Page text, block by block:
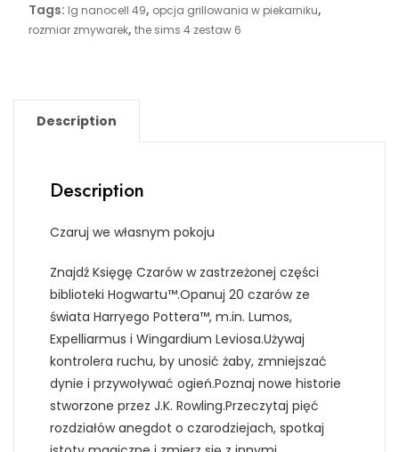
Tags: lg nanocell 49, opcja grillowania w piekarniku,
rozmiar zmywarek, the sims 4 zestaw 6
Description
Description
Czaruj we własnym pokoju
Znajdź Księgę Czarów w zastrzeżonej części
biblioteki Hogwartu™.Opanuj 20 czarów ze
świata Harryego Pottera™, m.in. Lumos,
Expelliarmus i Wingardium Leviosa.Używaj
kontrolera ruchu, by unosić żaby, zmniejszać
dynie i przywoływać ogień.Poznaj nowe historie
stworzone przez J.K. Rowling.Przeczytaj pięć
rozdziałów anegdot o czarodziejach, spotkaj